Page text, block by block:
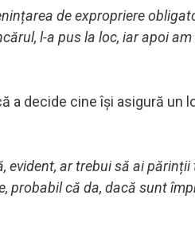
de expropriere
l-a pus la loc, iar apoi
a decide cine își asigură un
evident, ar trebui să ai părinții
probabil că da, dacă sunt